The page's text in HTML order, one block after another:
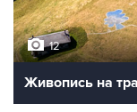
12
Живопись на